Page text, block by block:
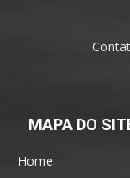
MAPA DO
Home